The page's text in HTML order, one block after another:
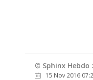
© Sphinx Hebdo
15 Nov 2016